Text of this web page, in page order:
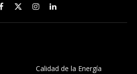
Facebook
X
(Twitter)
InstagramLinkedIn
Calidad de la Energía